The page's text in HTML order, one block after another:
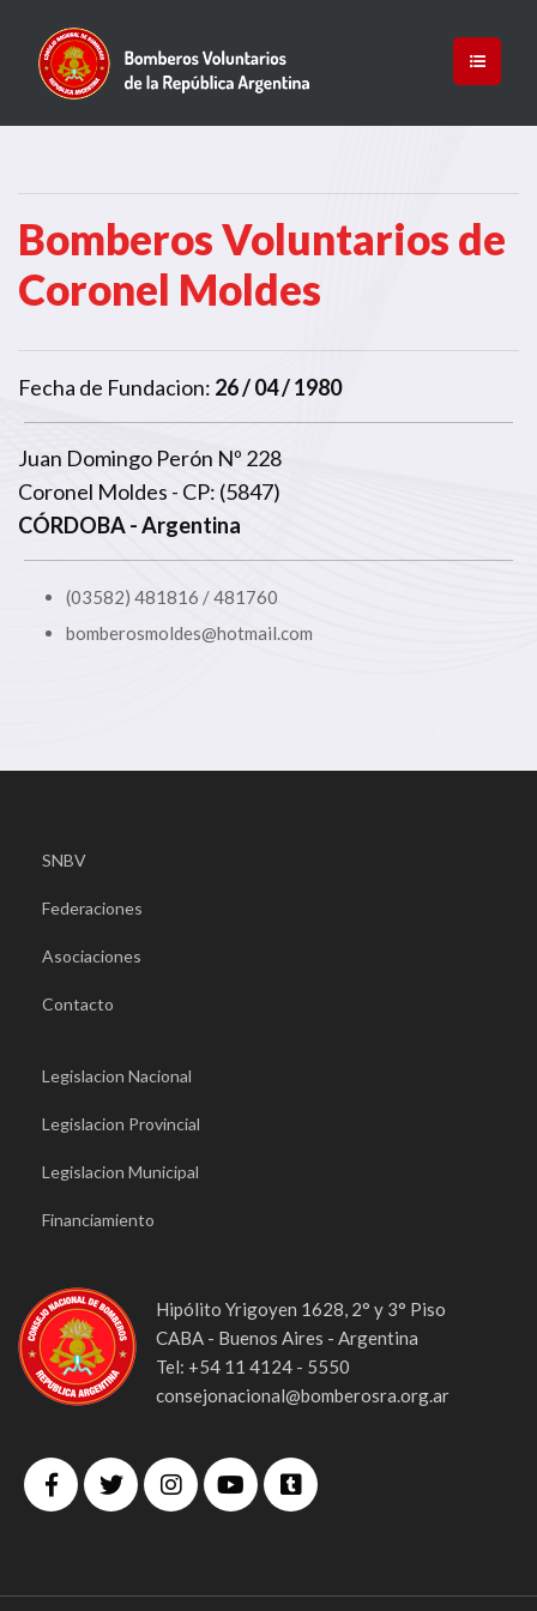
Bomberos Voluntarios de
Coronel Moldes
Fecha de Fundacion: 26 / 04 / 1980
Juan Domingo Perón Nº 228
Coronel Moldes - CP: (5847)
CÓRDOBA- Argentina
(03582) 481816 / 481760
bomberosmoldes@hotmail.com
SNBV
Federaciones
Asociaciones
Contacto
Legislacion Nacional
Legislacion Provincial
Legislacion Municipal
Financiamiento
Hipólito Yrigoyen 1628, 2° y 3° Piso
CABA - Buenos Aires - Argentina
Tel: +54 11 4124 - 5550
consejonacional@bomberosra.org.ar